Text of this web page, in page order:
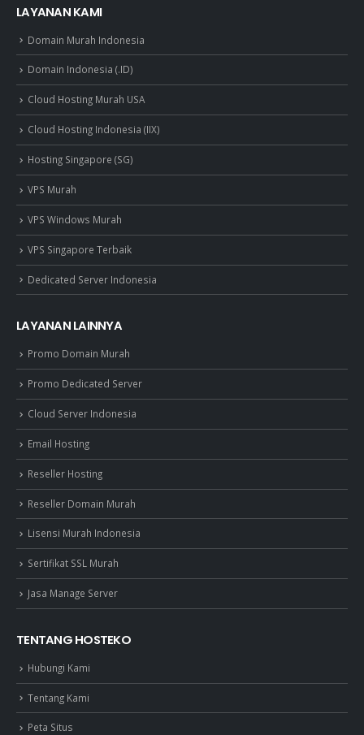
LAYANAN KAMI
Domain Murah Indonesia
Domain Indonesia (.ID)
Cloud Hosting Murah USA
Cloud Hosting Indonesia (IIX)
Hosting Singapore (SG)
VPS Murah
VPS Windows Murah
VPS Singapore Terbaik
Dedicated Server Indonesia
LAYANAN LAINNYA
Promo Domain Murah
Promo Dedicated Server
Cloud Server Indonesia
Email Hosting
Reseller Hosting
Reseller Domain Murah
Lisensi Murah Indonesia
Sertifikat SSL Murah
Jasa Manage Server
TENTANG HOSTEKO
Hubungi Kami
Tentang Kami
Peta Situs